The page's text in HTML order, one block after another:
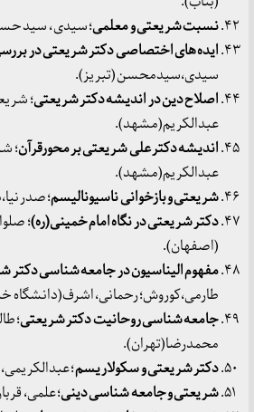
نسبت شریعتی و معلمی؛ سیدی ، سید
ایده های اختصاصی دکتر شریعتی در
سیدی،سیدمحسن (تبریز).
اصلاح دین در اندیشه دکتر شریعتی؛
عبدالکریم(مشهد).
اندیشه دکتر علی شریعتی بر محورقرآن؛
عبدالکریم(مشهد).
شریعتی و بازخوانی ناسیونالیسم؛ صدر
دکتر شریعتی در نگاه امام خمینی(ره)؛
(اصفهان).
مفهوم الیناسیون در جامعه شناسی دکتر
طارمی،کوروش؛ رحمانی، اشرف(دانشگاه
جامعه شناسی روحانیت دکتر شریعتی؛
محمدرضا(تهران).
دکتر شریعتی و سکولاریسم؛
شریعتی و جامعه شناسی دینی؛ علمی،